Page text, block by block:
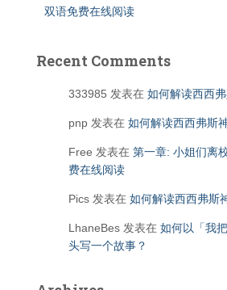
双语免费在线阅读
Recent Comments
333985 发表在 如何解读西西
pnp 发表在 如何解读西西弗斯
Free 发表在 第一章: 小姐们离
费在线阅读
Pics 发表在 如何解读西西弗斯
LhaneBes 发表在 如何以「我
头写一个故事？